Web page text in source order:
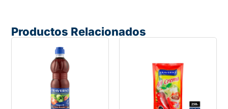
Productos Relacionados